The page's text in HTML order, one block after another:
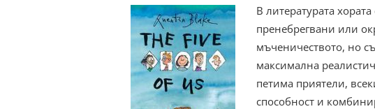
В литературата
пренебрегвани или
мъченичеството, но
максимална
петима приятели,
способност и